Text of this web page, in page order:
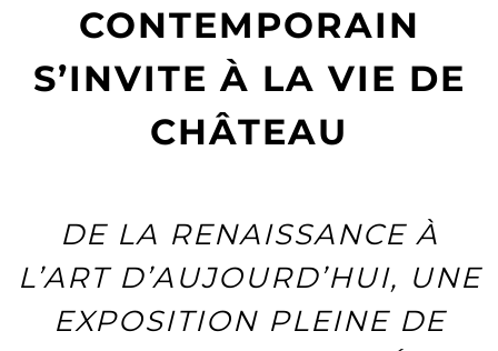
CONTEMPORAIN
S’INVITE À LA VIE DE
CHÂTEAU
DE LA RENAISSANCE À
L’ART D’AUJOURD’HUI, UNE
EXPOSITION PLEINE DE